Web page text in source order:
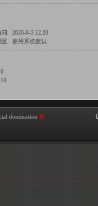
2026-8-3 12:20
区 使用系统默认
0
18
domination 繁